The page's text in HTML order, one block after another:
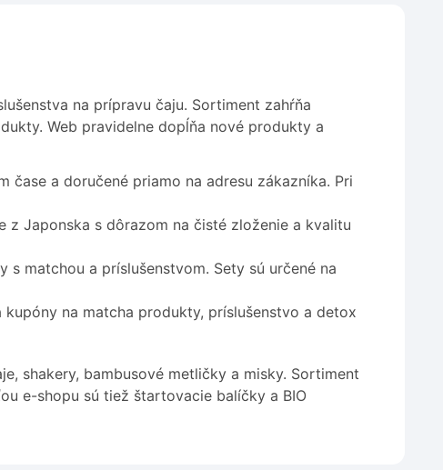
na prípravu čaju. Sortiment zahŕňa
Web pravidelne dopĺňa nové produkty a
čase a doručené priamo na adresu zákazníka. Pri
z Japonska s dôrazom na čisté zloženie a kvalitu
s matchou a príslušenstvom. Sety sú určené na
na matcha produkty, príslušenstvo a detox
shakery, bambusové metličky a misky. Sortiment
e-shopu sú tiež štartovacie balíčky a BIO